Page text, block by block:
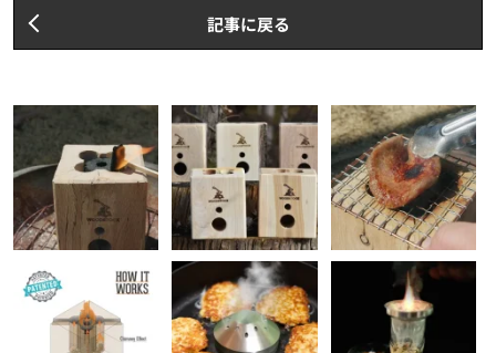
記事に戻る